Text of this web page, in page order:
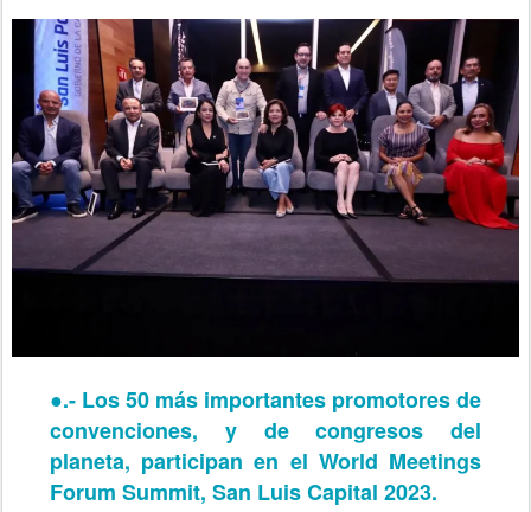
●.- Los 50 más importantes promotores de
convenciones, y de congresos del
planeta, participan en el World Meetings
Forum Summit, San Luis Capital 2023.